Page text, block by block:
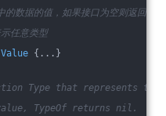
数据的值，如果接口为空则返回0
任意类型
Value {...}
Type that represents the
TypeOf returns nil.